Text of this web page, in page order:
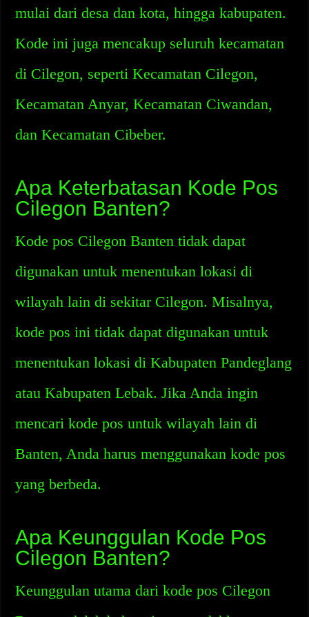
mulai dari desa dan kota, hingga kabupaten.
Kode ini juga mencakup seluruh kecamatan
di Cilegon, seperti Kecamatan Cilegon,
Kecamatan Anyar, Kecamatan Ciwandan,
dan Kecamatan Cibeber.
Apa Keterbatasan Kode Pos
Cilegon Banten?
Kode pos Cilegon Banten tidak dapat
digunakan untuk menentukan lokasi di
wilayah lain di sekitar Cilegon. Misalnya,
kode pos ini tidak dapat digunakan untuk
menentukan lokasi di Kabupaten Pandeglang
atau Kabupaten Lebak. Jika Anda ingin
mencari kode pos untuk wilayah lain di
Banten, Anda harus menggunakan kode pos
yang berbeda.
Apa Keunggulan Kode Pos
Cilegon Banten?
Keunggulan utama dari kode pos Cilegon